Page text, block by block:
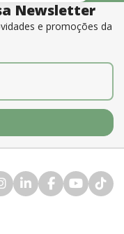
Newsletter
e promoções da